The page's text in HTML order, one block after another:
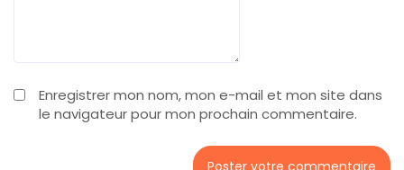
Enregistrer mon nom, mon e-mail et mon site dans
le navigateur pour mon prochain commentaire.